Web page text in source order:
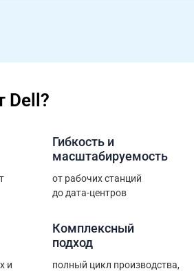
Dell?
Гибкость и
масштабируемость
от рабочих станций
до дата-центров
и
Комплексный
подход
полный цикл производства,